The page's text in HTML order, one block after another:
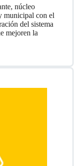
núcleo
municipal con el
del sistema
mejoren la